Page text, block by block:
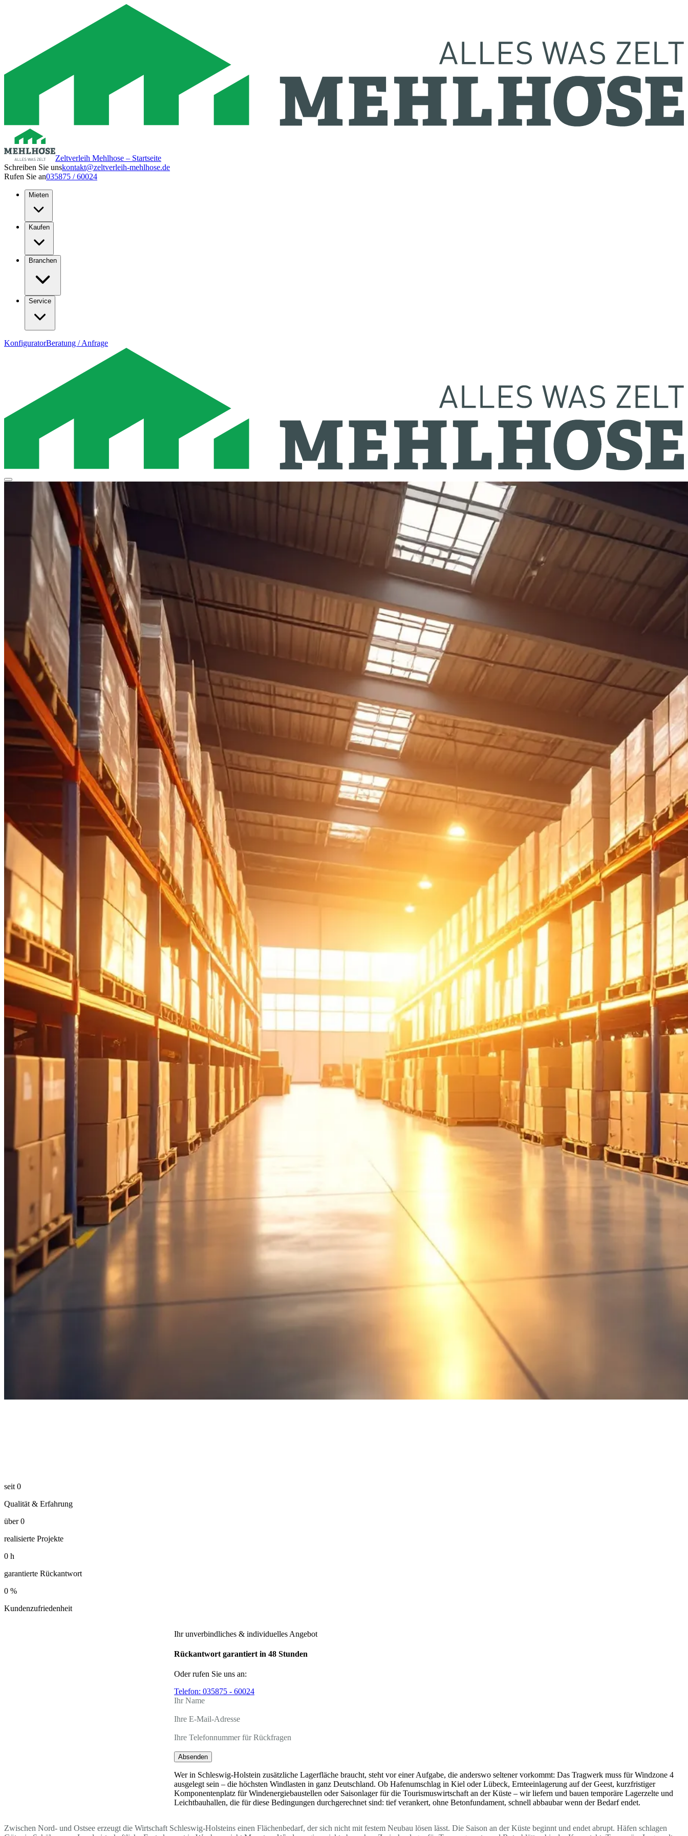
Zeltverleih Mehlhose – Startseite
Schreiben Sie unskontakt@zeltverleih-mehlhose.de
Rufen Sie an035875 / 60024
Mieten
Kaufen
Branchen
Service
KonfiguratorBeratung / Anfrage
seit 0
Qualität & Erfahrung
über 0
realisierte Projekte
0 h
garantierte Rückantwort
0 %
Kundenzufriedenheit
Ihr unverbindliches & individuelles Angebot
Rückantwort garantiert in 48 Stunden
Oder rufen Sie uns an:
Telefon: 035875 - 60024
Ihr Name
Ihre E-Mail-Adresse
Ihre Telefonnummer für Rückfragen
Absenden
Wer in Schleswig-Holstein zusätzliche Lagerfläche braucht, steht vor einer Aufgabe, die anderswo seltener vorkommt: Das Tragwerk muss für Windzone 4
ausgelegt sein – die höchsten Windlasten in ganz Deutschland. Ob Hafenumschlag in Kiel oder Lübeck, Ernteeinlagerung auf der Geest, kurzfristiger
Komponentenplatz für Windenergiebaustellen oder Saisonlager für die Tourismuswirtschaft an der Küste – wir liefern und bauen temporäre Lagerzelte und
Leichtbauhallen, die für diese Bedingungen durchgerechnet sind: tief verankert, ohne Betonfundament, schnell abbaubar wenn der Bedarf endet.
Zwischen Nord- und Ostsee erzeugt die Wirtschaft Schleswig-Holsteins einen Flächenbedarf, der sich nicht mit festem Neubau lösen lässt. Die Saison an der Küste beginnt und endet abrupt. Häfen schlagen